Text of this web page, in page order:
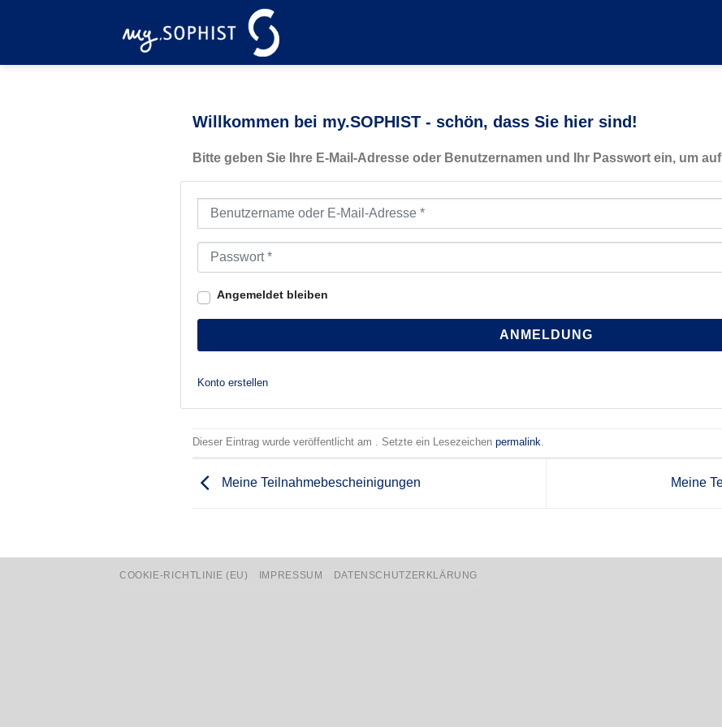
Willkommen bei my.SOPHIST - schön, dass Sie hier sind!
Bitte geben Sie Ihre E-Mail-Adresse oder Benutzernamen und Ihr Passwort ein, um
Benutzername oder E-Mail-Adresse
Passwort
Angemeldet bleiben
ANMELDUNG
Konto erstellen
Dieser Eintrag wurde veröffentlicht am . Setzte ein Lesezeichen permalink.
Meine Teilnahmebescheinigungen Meine
COOKIE-RICHTLINIE (EU) IMPRESSUM DATENSCHUTZERKLÄRUNG